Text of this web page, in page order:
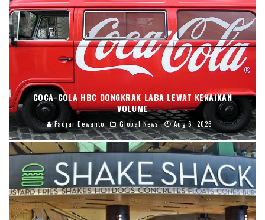
COCA-COLA HBC DONGKRAK LABA LEWAT KENAIKAN
VOLUME
Fadjar Dewanto Global News Aug 6, 2026